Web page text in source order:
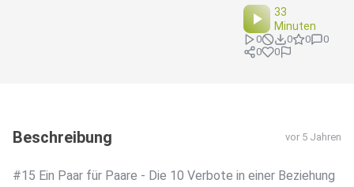
33
Minuten
0 0 0
0
0
0
Beschreibung vor 5 Jahren
#15 Ein Paar für Paare - Die 10 Verbote in einer Beziehung